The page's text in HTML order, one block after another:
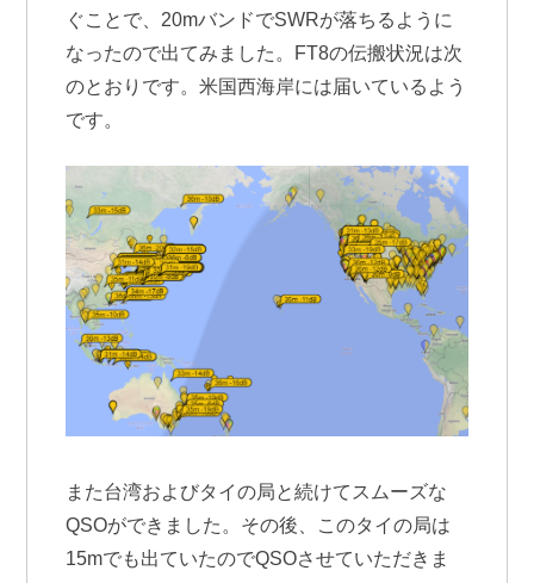
ぐことで、20mバンドでSWRが落ちるように
なったので出てみました。FT8の伝搬状況は次
のとおりです。米国西海岸には届いているよう
です。
また台湾およびタイの局と続けてスムーズな
QSOができました。その後、このタイの局は
15mでも出ていたのでQSOさせていただきま